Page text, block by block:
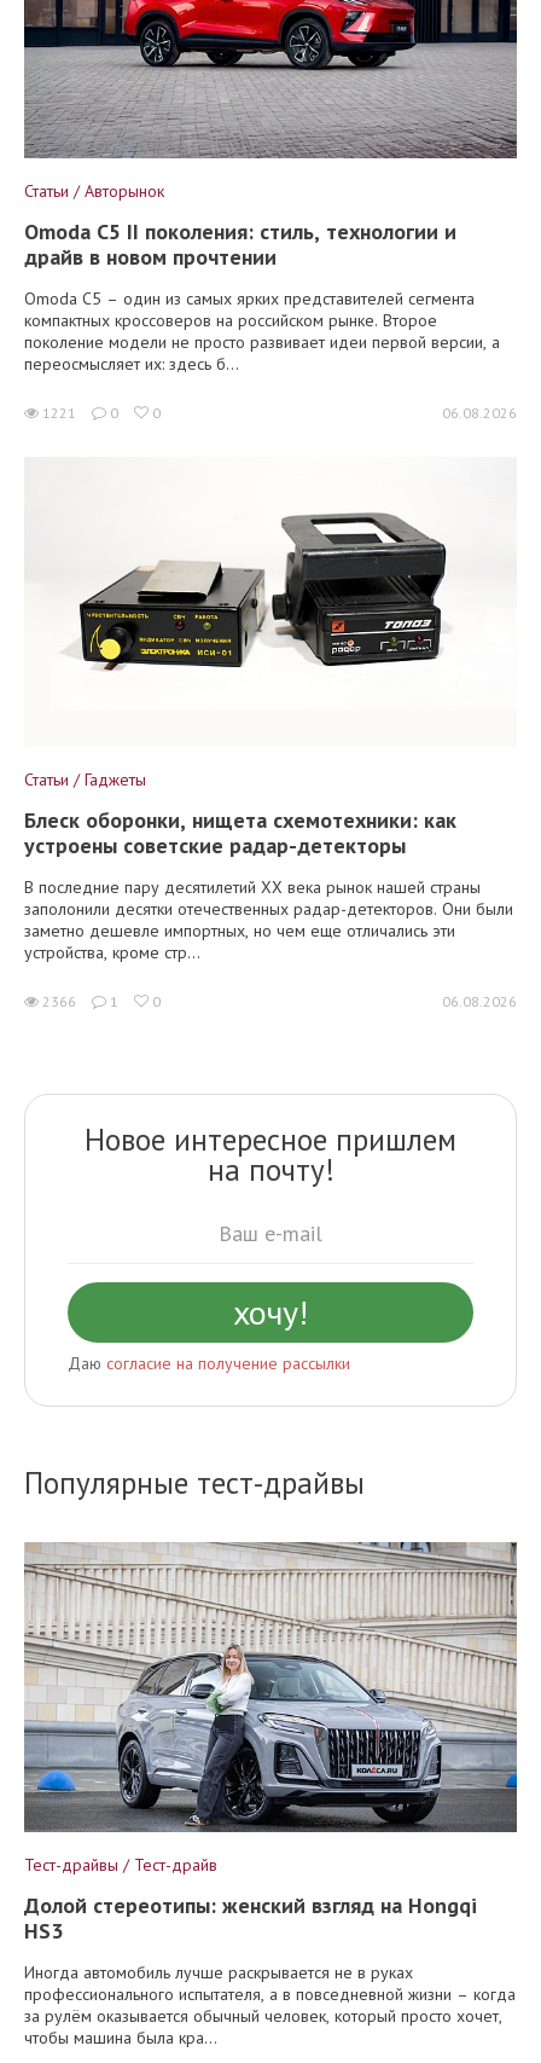
Статьи / Авторынок
Omoda C5 II поколения: стиль, технологии и
драйв в новом прочтении
Omoda C5 – один из самых ярких представителей сегмента
компактных кроссоверов на российском рынке. Второе
поколение модели не просто развивает идеи первой версии, а
переосмысляет их: здесь б...
1221 0 0 06.08.2026
Статьи / Гаджеты
Блеск оборонки, нищета схемотехники: как
устроены советские радар-детекторы
В последние пару десятилетий XX века рынок нашей страны
заполонили десятки отечественных радар-детекторов. Они были
заметно дешевле импортных, но чем еще отличались эти
устройства, кроме стр...
2366 1 0 06.08.2026
Новое интересное пришлем
на почту!
Даю согласие на получение рассылки
Популярные тест-драйвы
Тест-драйвы / Тест-драйв
Долой стереотипы: женский взгляд на Hongqi
HS3
Иногда автомобиль лучше раскрывается не в руках
профессионального испытателя, а в повседневной жизни – когда
за рулём оказывается обычный человек, который просто хочет,
чтобы машина была кра...